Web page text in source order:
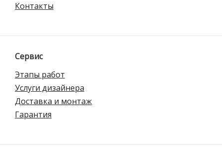
Контакты
Сервис
Этапы работ
Услуги дизайнера
Доставка и монтаж
Гарантия